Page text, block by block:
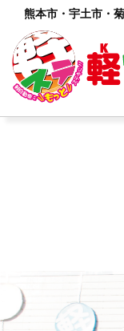
熊本市・宇土市・